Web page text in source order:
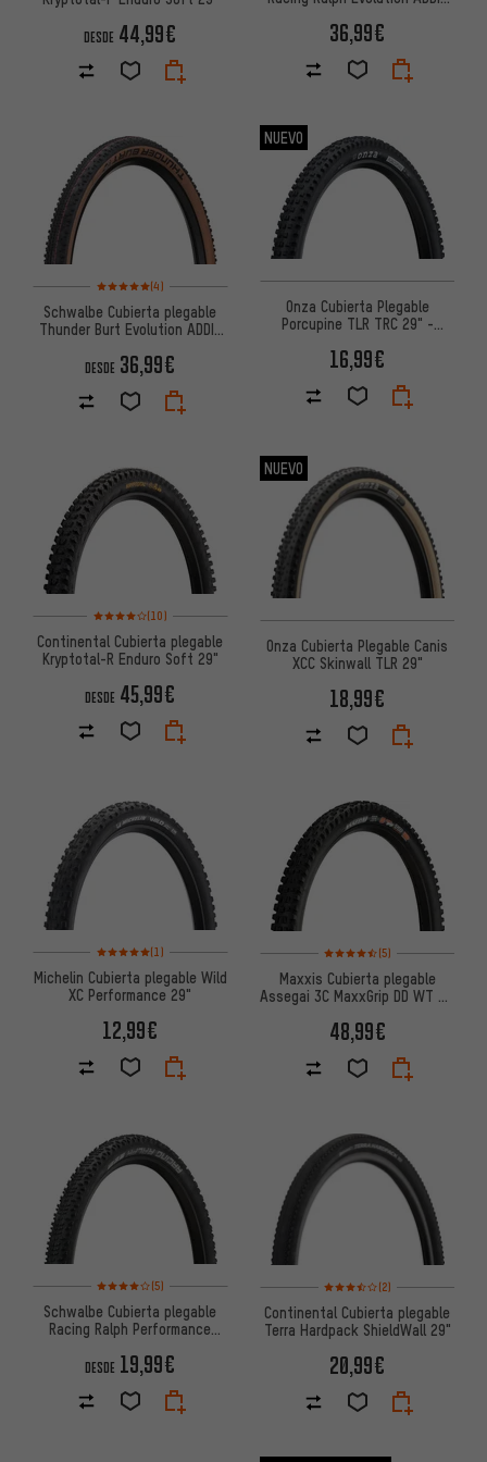
DESDE 44,99€ 36,99€
Valoración media: 5 de 5 basada en 4 reseñas
(4)
Schwalbe Cubierta plegable
Thunder Burt Evolution ADDIX
DESDE 36,99€
NUEVO
Onza Cubierta Plegable
Porcupine TLR TRC 29" -
16,99€
Valoración media: 4 de 5 basada en 10 reseñas
(10)
Continental Cubierta plegable
Kryptotal-R Enduro Soft 29"
DESDE 45,99€
NUEVO
Onza Cubierta Plegable Canis
XCC Skinwall TLR 29"
18,99€
Valoración media: 5 de 5 basada en 1 reseñas
(1)
Michelin Cubierta plegable Wild
XC Performance 29"
12,99€
Valoración media: 4,5 de 5
(5)
Maxxis Cubierta plegable
Assegai 3C MaxxGrip DD WT TR
48,99€
Valoración media: 4 de 5 basada en 5 reseñas
(5)
Schwalbe Cubierta plegable
Racing Ralph Performance
DESDE 19,99€
Valoración media: 3,5 de 5
(2)
Continental Cubierta plegable
Terra Hardpack ShieldWall 29"
20,99€